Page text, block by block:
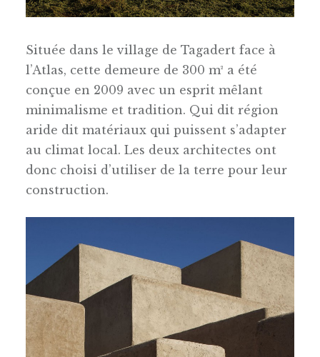
Située dans le village de Tagadert face à
l’Atlas, cette demeure de 300 m² a été
conçue en 2009 avec un esprit mêlant
minimalisme et tradition. Qui dit région
aride dit matériaux qui puissent s’adapter
au climat local. Les deux architectes ont
donc choisi d’utiliser de la terre pour leur
construction.